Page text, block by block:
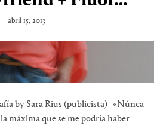
abril 15, 2013
by Sara Rius (publicista) «Núnca
máxima que se me podría haber